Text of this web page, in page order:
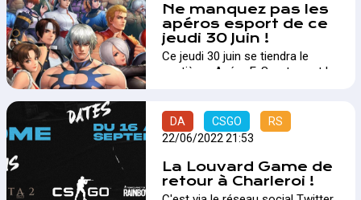
Ne manquez pas les
apéros esport de ce
jeudi 30 Juin !
Ce jeudi 30 juin se tiendra le
septième Apéro E-Sport avant le
de nouveaux acteurs et clôturer
cette année autour d'un verre. Le
thème du jour sera le "Versus
Fighting" !…
DA CSGO
RS
22/06/2022 21:53
La Louvard Game de
retour à Charleroi !